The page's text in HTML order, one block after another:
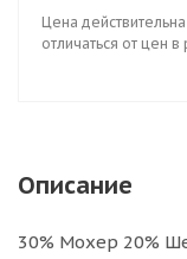
Цена
отличаться от цен
Описание
30% Мохер 20%